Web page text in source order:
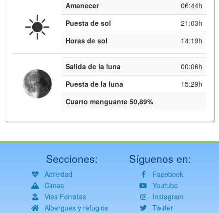
☀️ Amanecer
06:44h
Puesta de sol
21:03h
Horas de sol
14:19h
Salida de la luna
00:06h
Puesta de la luna
15:29h
Cuarto menguante 50,89%
Secciones:
Actividad
Cimas
Vias Ferratas
Albergues y refugios
Síguenos en:
Facebook
Youtube
Instagram
Twitter